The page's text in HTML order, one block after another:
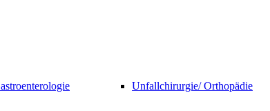
Unfallchirurgie/ Orthopädie